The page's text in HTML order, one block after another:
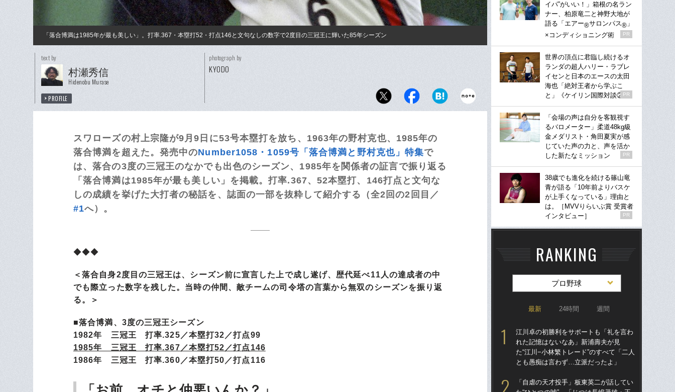
「落合博満は1985年が最も美しい」。打率.367・本塁打52・打点146と文句なしの数字で2度目の三冠王に輝いた85年シーズン
text by
村瀬秀信
Hidenobu Murase
PROFILE
photograph by
KYODO
スワローズの村上宗隆が9月9日に53号本塁打を放ち、1963年の野村克也、1985年の
落合博満を超えた。発売中のNumber1058・1059号「落合博満と野村克也」特集で
は、落合の3度の三冠王のなかでも出色のシーズン、1985年を関係者の証言で振り返る
「落合博満は1985年が最も美しい」を掲載。打率.367、52本塁打、146打点と文句な
しの成績を挙げた大打者の秘話を、誌面の一部を抜粋して紹介する（全2回の2回目／
#1へ）。
◆◆◆
＜落合自身2度目の三冠王は、シーズン前に宣言した上で成し遂げ、歴代延べ11人の達成者の中
でも際立った数字を残した。当時の仲間、敵チームの司令塔の言葉から無双のシーズンを振り返
る。＞​
■落合博満、3度の三冠王シーズン
1982年 三冠王 打率.325／本塁打32／打点99
1985年 三冠王 打率.367／本塁打52／打点146
1986年 三冠王 打率.360／本塁打50／打点116
イパ”がいい！」箱根の名ラン
ナー、柏原竜二と神野大地が
語る「エアー®サロンパス® 」
×コンディショニング術
PR
世界の頂点に君臨し続けるオ
ランダの超人ハリー・ラブレ
イセンと日本のエースの太田
海也「絶対王者から学ぶこ
と」《ケイリン国際対談②》
PR
「会場の声は自分を客観視す
るバロメーター」柔道48kg級
金メダリスト・角田夏実が感
じていた声の力と、声を活か
した新たなミッション
PR
38歳でも進化を続ける篠山竜
青が語る「10年前よりバスケ
が上手くなっている」理由と
は。［MVVりらいぶ賞 受賞者
インタビュー］
PR
RANKING
プロ野球
最新 24時間 週間
江川卓の初勝利をサポートも「礼を言わ
れた記憶はないなあ」新浦壽夫が見
た“江川−小林繁トレード”のすべて「二人
とも愚痴は言わず…立派だったよ」
「自虐の天才投手」板東英二が話してい